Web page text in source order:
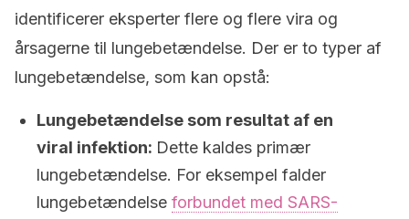
identificerer eksperter flere og flere vira og
årsagerne til lungebetændelse. Der er to typer af
lungebetændelse, som kan opstå:
Lungebetændelse som resultat af en
viral infektion: Dette kaldes primær
lungebetændelse. For eksempel falder
lungebetændelse forbundet med SARS-